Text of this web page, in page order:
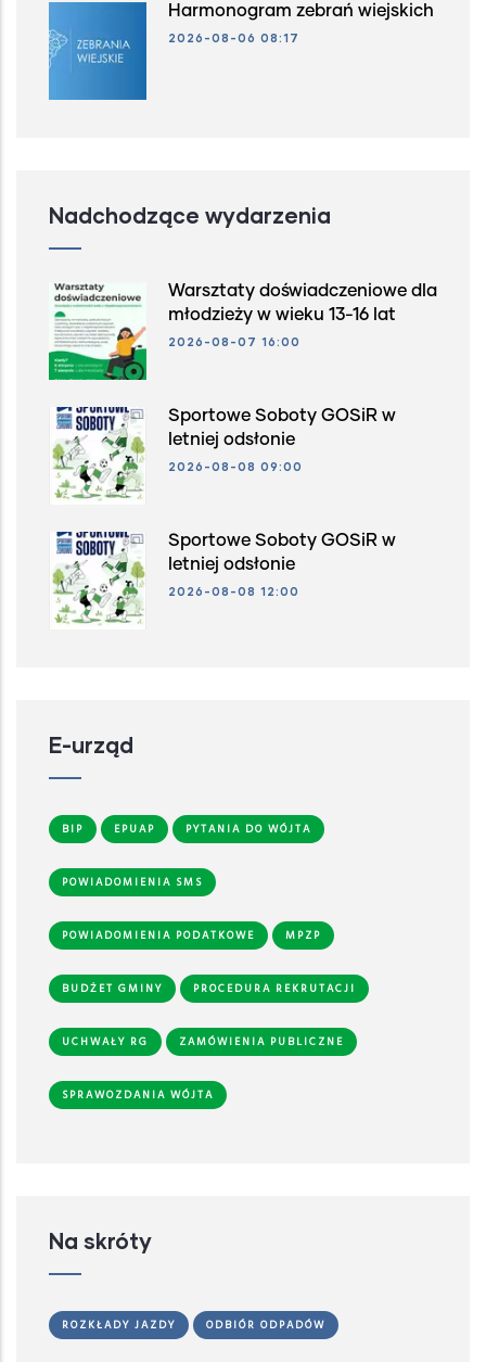
Harmonogram zebrań wiejskich
2026-08-06 08:17
Nadchodzące wydarzenia
Warsztaty doświadczeniowe dla
młodzieży w wieku 13-16 lat
2026-08-07 16:00
Sportowe Soboty GOSiR w
letniej odsłonie
2026-08-08 09:00
Sportowe Soboty GOSiR w
letniej odsłonie
2026-08-08 12:00
E-urząd
BIP EPUAP PYTANIA DO WÓJTA
POWIADOMIENIA SMS
POWIADOMIENIA PODATKOWE MPZP
BUDŻET GMINY PROCEDURA REKRUTACJI
UCHWAŁY RG ZAMÓWIENIA PUBLICZNE
SPRAWOZDANIA WÓJTA
Na skróty
ROZKŁADY JAZDY ODBIÓR ODPADÓW